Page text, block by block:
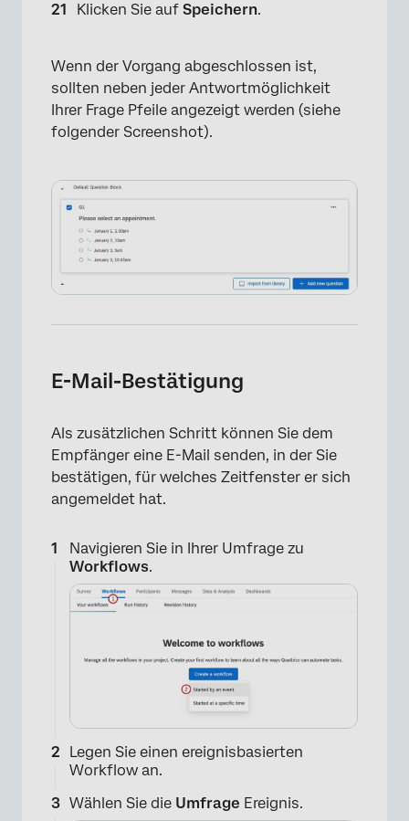
×
×
Klicken Sie auf Speichern.
Wenn der Vorgang abgeschlossen ist,
sollten neben jeder Antwortmöglichkeit
Ihrer Frage Pfeile angezeigt werden (siehe
folgender Screenshot).
E-Mail-Bestätigung
Als zusätzlichen Schritt können Sie dem
Empfänger eine E-Mail senden, in der Sie
bestätigen, für welches Zeitfenster er sich
angemeldet hat.
Navigieren Sie in Ihrer Umfrage zu
Workflows.
Legen Sie einen ereignisbasierten
Workflow an.
Wählen Sie die Umfrage Ereignis.